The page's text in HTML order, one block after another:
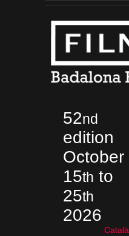
52nd
edition
October
15th to
25th
2026
Català